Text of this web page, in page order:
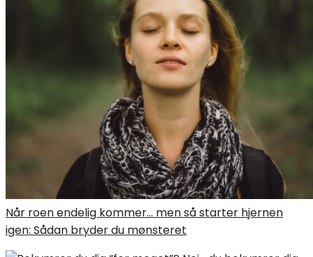
Når roen endelig kommer… men så starter hjernen
igen: Sådan bryder du mønsteret